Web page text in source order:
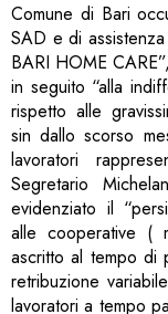
Comune di Bari
SAD e di
BARI HOME
in seguito “alla
rispetto alle
sin dallo scorso
lavoratori
Segretario
evidenziato il
alle cooperative (
ascritto al tempo di
retribuzione
lavoratori a tempo